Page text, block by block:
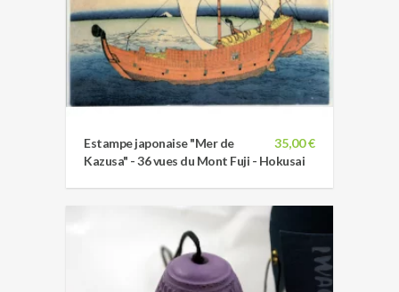
35,00 €
Estampe japonaise "Mer de
Kazusa" - 36 vues du Mont Fuji - Hokusai